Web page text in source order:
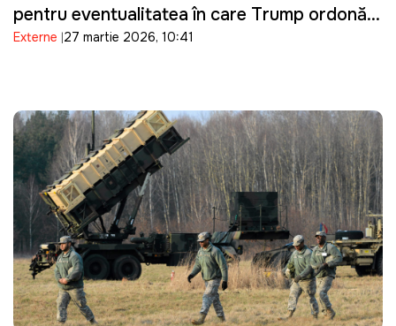
pentru eventualitatea în care Trump ordonă o
invazie terestră
Externe 27 martie 2026, 10:41